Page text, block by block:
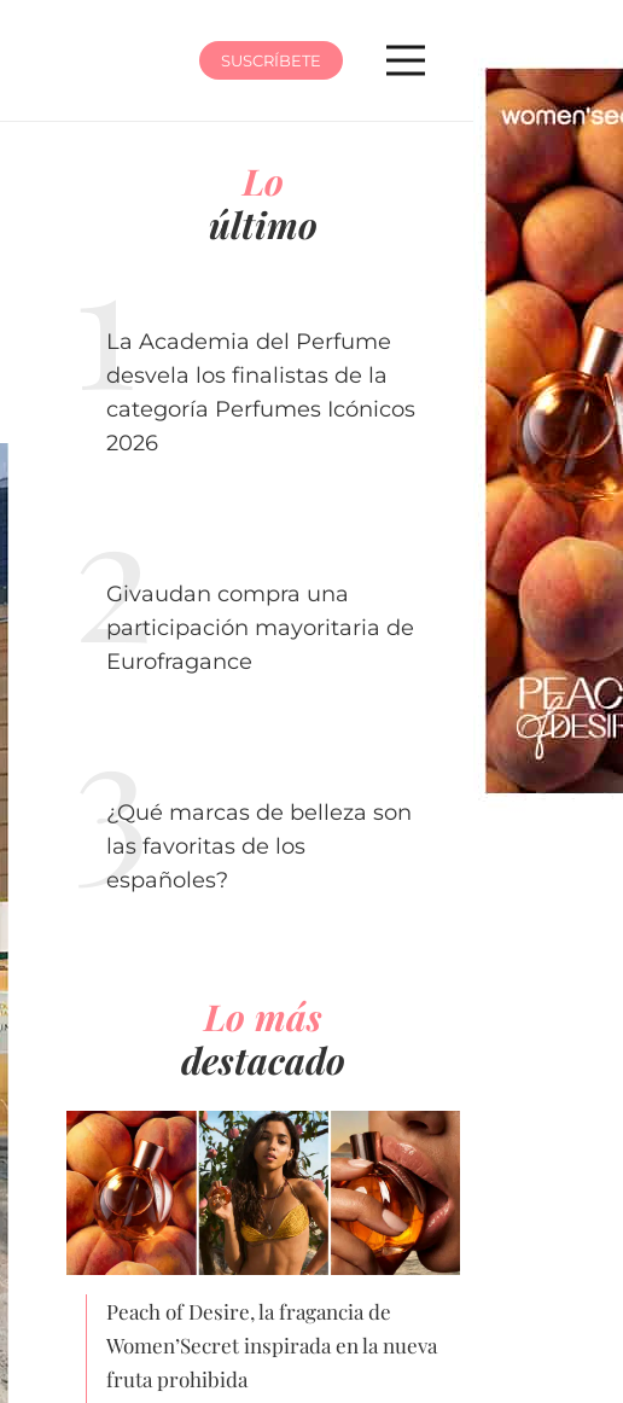
SUSCRÍBETE
Lo
último
La Academia del Perfume
desvela los finalistas de la
categoría Perfumes Icónicos
2026
Givaudan compra una
participación mayoritaria de
Eurofragance
¿Qué marcas de belleza son
las favoritas de los
españoles?
Lo más
destacado
Peach of Desire, la fragancia de
Women’Secret inspirada en la nueva
fruta prohibida